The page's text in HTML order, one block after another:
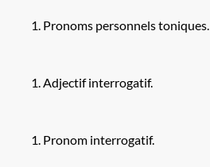
Pronoms personnels toniques.
Adjectif interrogatif.
Pronom interrogatif.